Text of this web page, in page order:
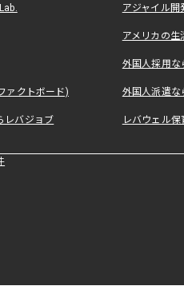
アジャイル
アメリカの
外国人採用
ァクトボード) 外国人派遣な
レバジョブ レバウェル